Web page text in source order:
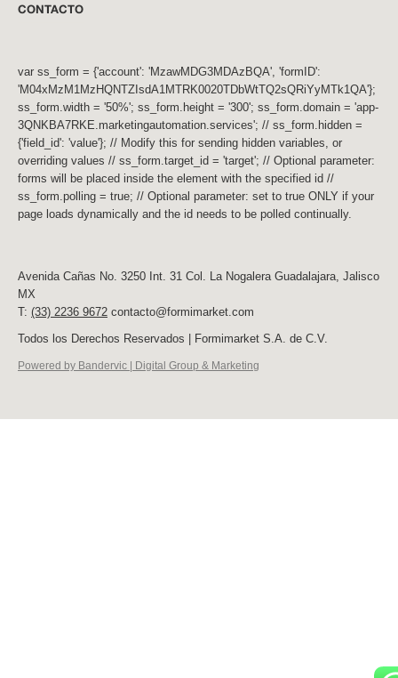
CONTACTO
var ss_form = {'account': 'MzawMDG3MDAzBQA', 'formID':
'M04xMzM1MzHQNTZIsdA1MTRK0020TDbWtTQ2sQRiYyMTk1QA'};
ss_form.width = '50%'; ss_form.height = '300'; ss_form.domain = 'app-
3QNKBA7RKE.marketingautomation.services'; // ss_form.hidden =
{'field_id': 'value'}; // Modify this for sending hidden variables, or
overriding values // ss_form.target_id = 'target'; // Optional parameter:
forms will be placed inside the element with the specified id //
ss_form.polling = true; // Optional parameter: set to true ONLY if your
page loads dynamically and the id needs to be polled continually.
Avenida Cañas No. 3250 Int. 31 Col. La Nogalera Guadalajara, Jalisco
MX
T: (33) 2236 9672 contacto@formimarket.com
Todos los Derechos Reservados | Formimarket S.A. de C.V.
Powered by Bandervic | Digital Group & Marketing